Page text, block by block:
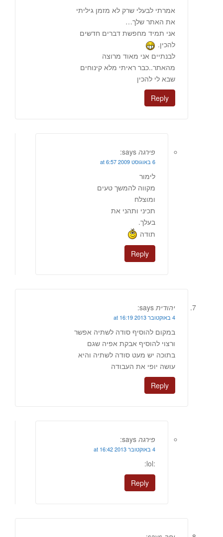
אמרתי לבעלי שרק לא מזמן גיליתי
את האתר שלך…
אני תמיד מחפשת דברים חדשים
להכין.
לבנתיים אני מאוד מרוצה
מהאתר..כבר ראיתי מלא קינוחים
שבא לי להכין
Reply
פירגה says:
6 באוגוסט 2009 at 6:57
לימור
מקווה להמשך טעים
ומוצלח
תכיני ותהני את
בעלך.
תודה
Reply
יהודית says:
4 באוקטובר 2013 at 16:19
במקום להוסיף סודה לשתיה אפשר
ורצוי להוסיף אבקת אפיה שגם
בתוכה יש מעט סודה לשתיה והיא
עושה יופי את העבודה
Reply
פירגה says:
4 באוקטובר 2013 at 16:42
:lol:
Reply